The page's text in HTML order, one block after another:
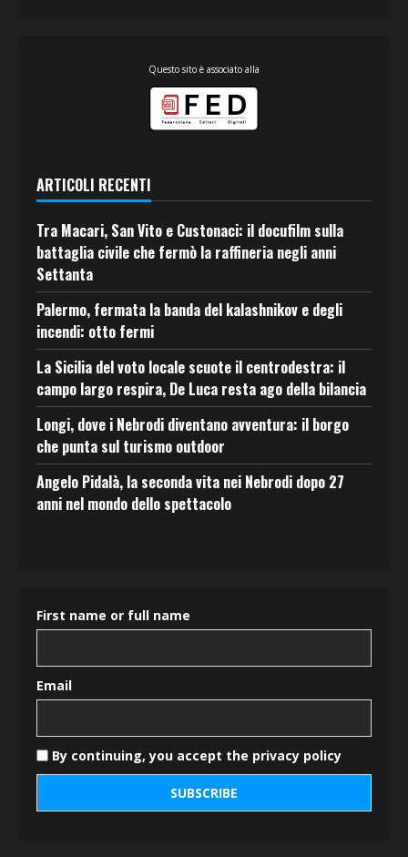
Questo sito è associato alla
ARTICOLI RECENTI
Tra Macari, San Vito e Custonaci: il docufilm sulla
battaglia civile che fermò la raffineria negli anni
Settanta
Palermo, fermata la banda del kalashnikov e degli
incendi: otto fermi
La Sicilia del voto locale scuote il centrodestra: il
campo largo respira, De Luca resta ago della bilancia
Longi, dove i Nebrodi diventano avventura: il borgo
che punta sul turismo outdoor
Angelo Pidalà, la seconda vita nei Nebrodi dopo 27
anni nel mondo dello spettacolo
First name or full name
Email
By continuing, you accept the privacy policy